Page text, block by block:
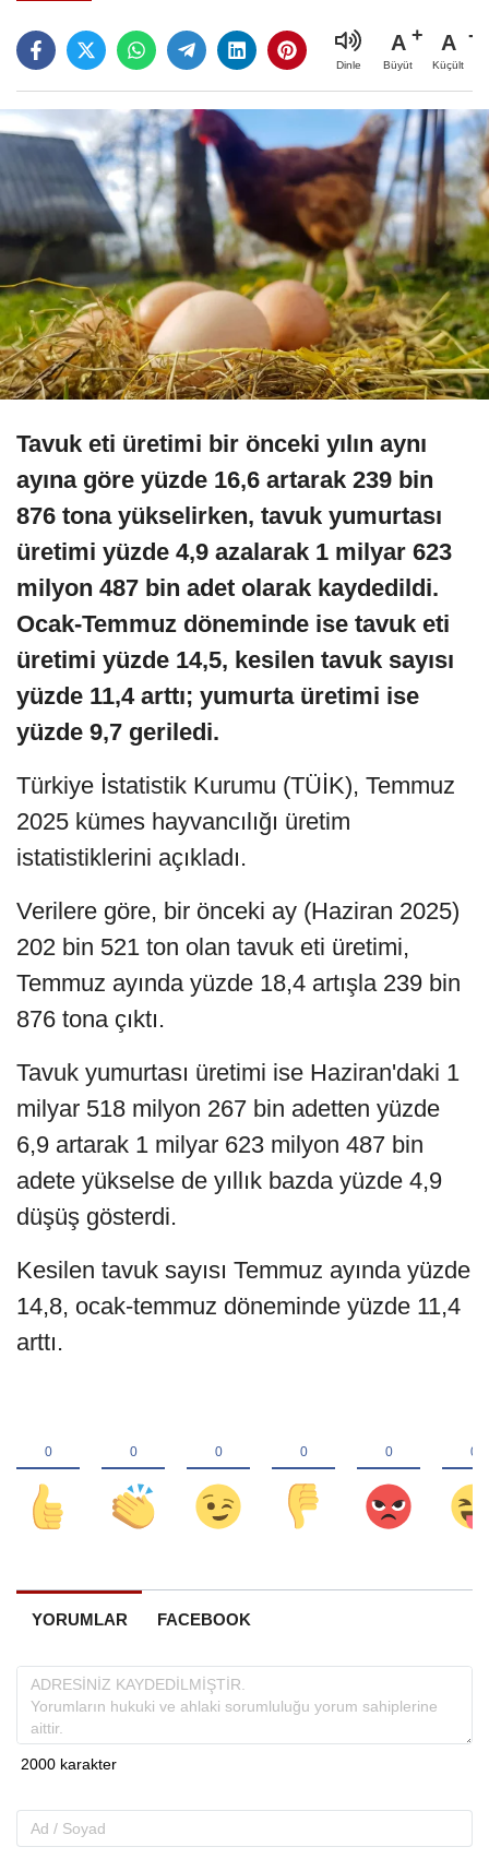
Dinle
A
Büyüt
A
Küçült
Tavuk eti üretimi bir önceki yılın aynı
ayına göre yüzde 16,6 artarak 239 bin
876 tona yükselirken, tavuk yumurtası
üretimi yüzde 4,9 azalarak 1 milyar 623
milyon 487 bin adet olarak kaydedildi.
Ocak-Temmuz döneminde ise tavuk eti
üretimi yüzde 14,5, kesilen tavuk sayısı
yüzde 11,4 arttı; yumurta üretimi ise
yüzde 9,7 geriledi.
Türkiye İstatistik Kurumu (TÜİK), Temmuz
2025 kümes hayvancılığı üretim
istatistiklerini açıkladı.
Verilere göre, bir önceki ay (Haziran 2025)
202 bin 521 ton olan tavuk eti üretimi,
Temmuz ayında yüzde 18,4 artışla 239 bin
876 tona çıktı.
Tavuk yumurtası üretimi ise Haziran'daki 1
milyar 518 milyon 267 bin adetten yüzde
6,9 artarak 1 milyar 623 milyon 487 bin
adete yükselse de yıllık bazda yüzde 4,9
düşüş gösterdi.
Kesilen tavuk sayısı Temmuz ayında yüzde
14,8, ocak-temmuz döneminde yüzde 11,4
arttı.
YORUMLAR FACEBOOK